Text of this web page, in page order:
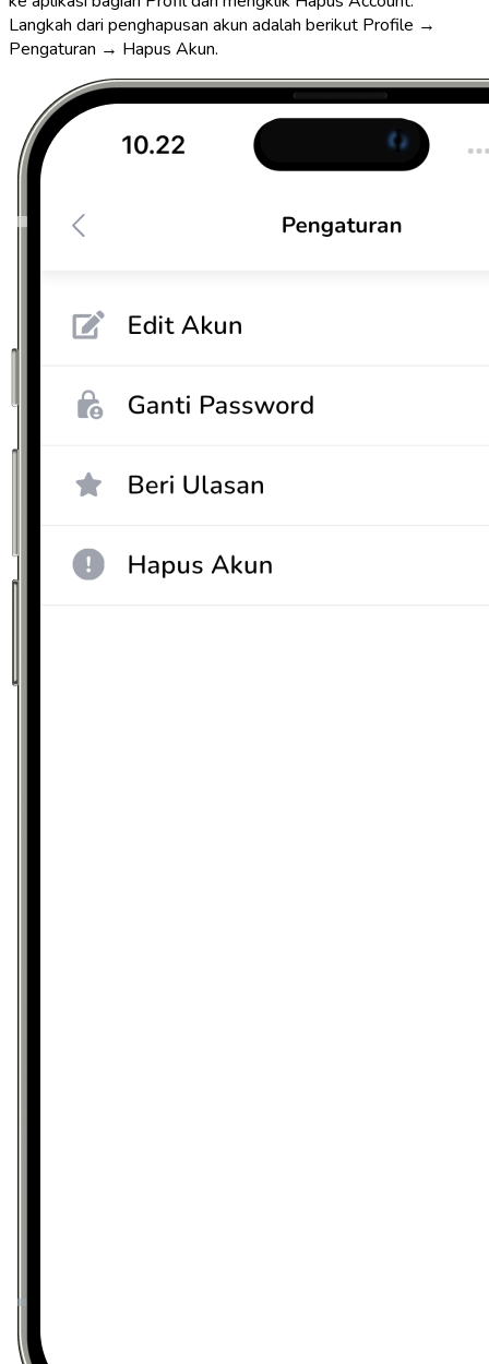
Langkah dari penghapusan akun adalah berikut Profile →
Pengaturan → Hapus Akun.